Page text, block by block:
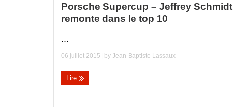
Porsche Supercup – Jeffrey Schmidt
remonte dans le top 10
...
06 juillet 2015 | byJean-Baptiste Lassaux
Lire